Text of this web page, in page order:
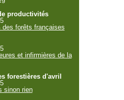
productivités
des forêts françaises
et infirmières de la
forestières d'avril
sinon rien